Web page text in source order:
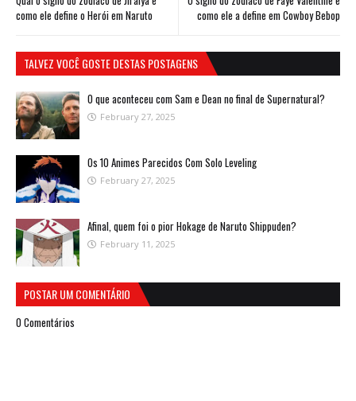
como ele a define em Cowboy Bebop
como ele define o Herói em Naruto
TALVEZ VOCÊ GOSTE DESTAS POSTAGENS
O que aconteceu com Sam e Dean no final de Supernatural?
February 27, 2025
Os 10 Animes Parecidos Com Solo Leveling
February 27, 2025
Afinal, quem foi o pior Hokage de Naruto Shippuden?
February 11, 2025
POSTAR UM COMENTÁRIO
0 Comentários